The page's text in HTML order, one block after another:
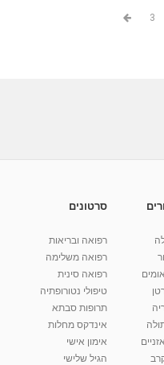
3
סרטונים
רפואה ובריאות
רפואה משלימה
רפואה סינית
טיפולי נטורופתיה
תרופות סבתא
אינדקס מחלות
אימון אישי
הגיל שלישי